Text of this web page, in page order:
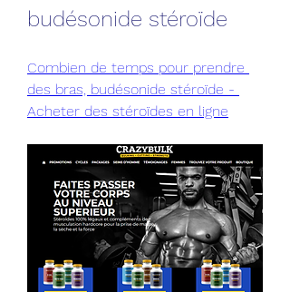
budésonide stéroïde
Combien de temps pour prendre
des bras, budésonide stéroïde -
Acheter des stéroïdes en ligne